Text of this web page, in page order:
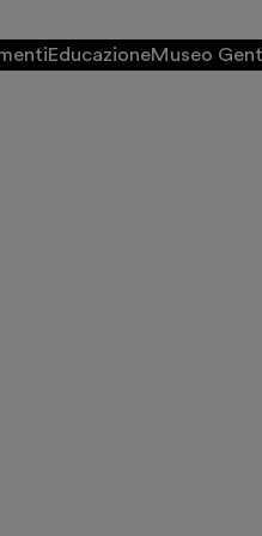
EducazioneMuseo
un